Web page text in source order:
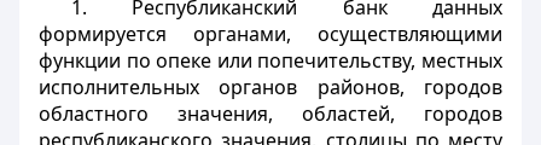
1. Республиканский банк данных
формируется органами, осуществляющими
функции по опеке или попечительству, местных
исполнительных органов районов, городов
областного значения, областей, городов